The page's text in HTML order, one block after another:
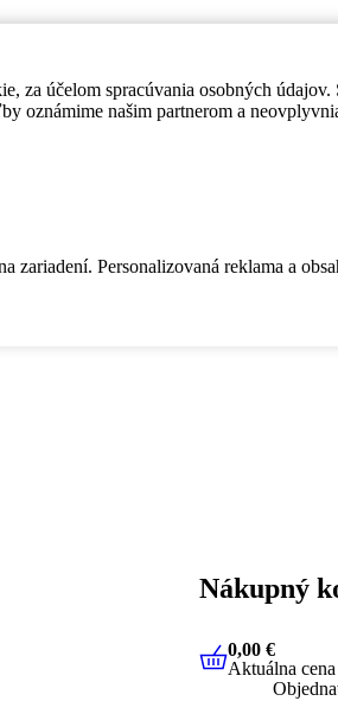
za účelom spracúvania osobných
oznámime našim partnerom a
Personalizovaná reklama a
Nákupný
0,00 €
0,00 €
Aktuálna